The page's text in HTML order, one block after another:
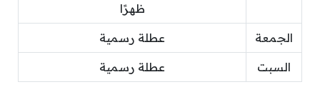
ظهرًا
الجمعة عطلة رسمية
السبت عطلة رسمية